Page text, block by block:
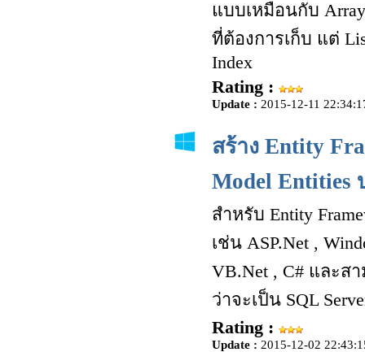
แบบเหมือนกับ
ที่ต้องการเก็บ แต่
Index
Rating :
Update : 2015-12-11
สร้าง Entity
Model Entities
สำหรับ Entity
เช่น ASP.Net ,
VB.Net , C# และส
ว่าจะเป็น SQL
Rating :
Update : 2015-12-02